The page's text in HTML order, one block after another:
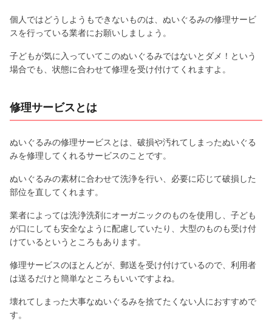
個人ではどうしようもできないものは、ぬいぐるみの修理サービ
スを行っている業者にお願いしましょう。
子どもが気に入っていてこのぬいぐるみではないとダメ！という
場合でも、状態に合わせて修理を受け付けてくれますよ。
修理サービスとは
ぬいぐるみの修理サービスとは、破損や汚れてしまったぬいぐる
みを修理してくれるサービスのことです。
ぬいぐるみの素材に合わせて洗浄を行い、必要に応じて破損した
部位を直してくれます。
業者によっては洗浄洗剤にオーガニックのものを使用し、子ども
が口にしても安全なように配慮していたり、大型のものも受け付
けているというところもあります。
修理サービスのほとんどが、郵送を受け付けているので、利用者
は送るだけと簡単なところもいいですよね。
壊れてしまった大事なぬいぐるみを捨てたくない人におすすめで
す。